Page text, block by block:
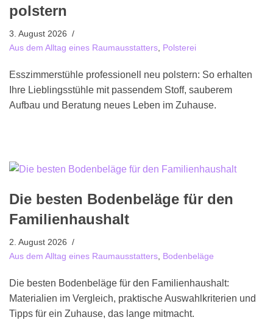
polstern
3. August 2026
Aus dem Alltag eines Raumausstatters Polsterei
Esszimmerstühle professionell neu polstern: So erhalten
Ihre Lieblingsstühle mit passendem Stoff, sauberem
Aufbau und Beratung neues Leben im Zuhause.
Die besten Bodenbeläge für den
Familienhaushalt
2. August 2026
Aus dem Alltag eines Raumausstatters Bodenbeläge
Die besten Bodenbeläge für den Familienhaushalt:
Materialien im Vergleich, praktische Auswahlkriterien und
Tipps für ein Zuhause, das lange mitmacht.